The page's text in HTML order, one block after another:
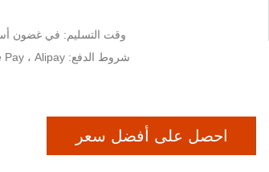
وقت التسليم: في غضون
شروط الدفع: Visa ، T/T ، PayPal ، Apple Pay ، Google Pay ، Alipay إلخ.
احصل على أفضل سعر